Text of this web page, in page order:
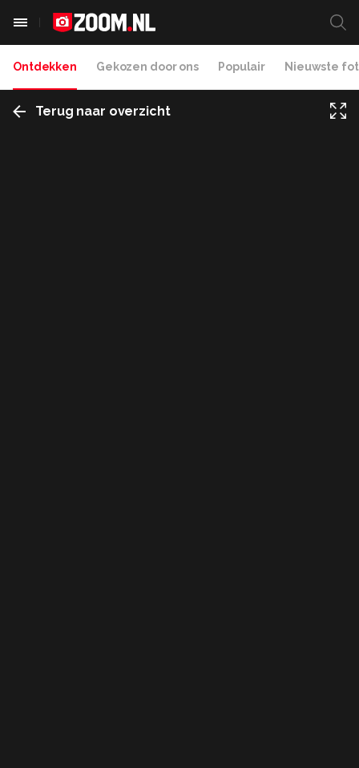
Ontdekken Gekozen door ons Populair Nieuwste
Terug naar overzicht